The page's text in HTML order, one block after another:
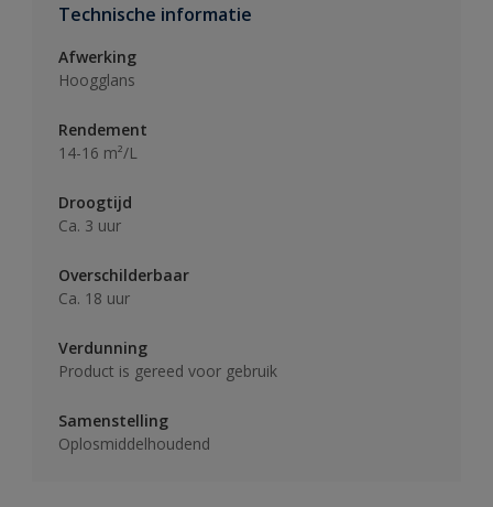
Technische informatie
Afwerking
Hoogglans
Rendement
14-16 m²/L
Droogtijd
Ca. 3 uur
Overschilderbaar
Ca. 18 uur
Verdunning
Product is gereed voor gebruik
Samenstelling
Oplosmiddelhoudend